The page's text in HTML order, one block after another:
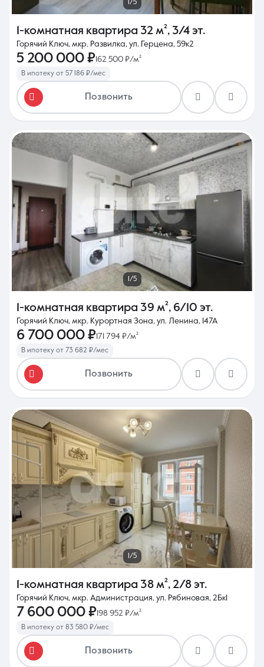
1/5
1-комнатная квартира 32 м², 3/4 эт.
Горячий Ключ, мкр. Развилка, ул. Герцена, 59к2
5 200 000 ₽162 500 ₽/м²
В ипотеку от 57 186 ₽/мес
Позвонить
1/5
1-комнатная квартира 39 м², 6/10 эт.
Горячий Ключ, мкр. Курортная Зона, ул. Ленина, 147А
6 700 000 ₽ 171 794 ₽/м²
В ипотеку от 73 682 ₽/мес
Позвонить
1/5
1-комнатная квартира 38 м², 2/8 эт.
Горячий Ключ, мкр. Администрация, ул. Рябиновая, 2Бк1
7 600 000 ₽ 198 952 ₽/м²
В ипотеку от 83 580 ₽/мес
Позвонить